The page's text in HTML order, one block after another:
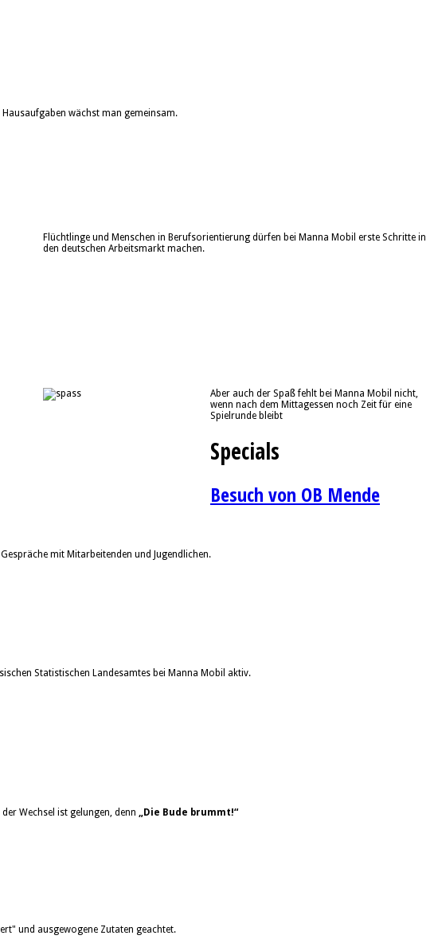
wächst man gemeinsam.
Flüchtlinge und Menschen in Berufsorientierung dürfen bei Manna Mobil erste Schritte in
den deutschen Arbeitsmarkt machen.
Aber auch der Spaß fehlt bei Manna Mobil nicht,
wenn nach dem Mittagessen noch Zeit für eine
Spielrunde bleibt
Specials
Besuch von OB Mende
mit Mitarbeitenden und Jugendlichen.
Statistischen Landesamtes bei Manna Mobil aktiv.
Wechsel ist gelungen, denn „Die Bude brummt!“
und ausgewogene Zutaten geachtet.